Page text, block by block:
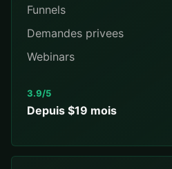
Funnels
Demandes privees
Webinars
3.9/5
Depuis $19 mois